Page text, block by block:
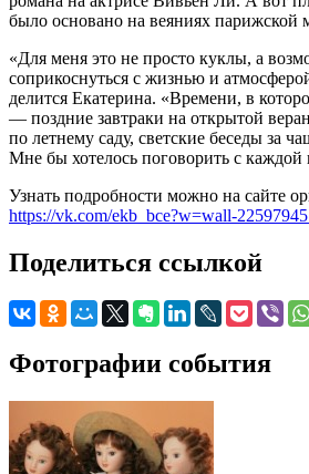
было основано на веяниях парижской
«Для меня это не просто куклы, а
соприкоснуться с жизнью и
делится Екатерина. «Времени, в
— поздние завтраки на открытой
по летнему саду, светские беседы за
Мне бы хотелось поговорить с каждой
Узнать подробности можно на сайте
https://vk.com/ekb_bce?w=wall-
Поделиться ссылкой
Фотографии события